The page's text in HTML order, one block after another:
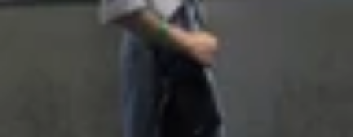
Tổng quan cấu hình của Galaxy Z Fold 7